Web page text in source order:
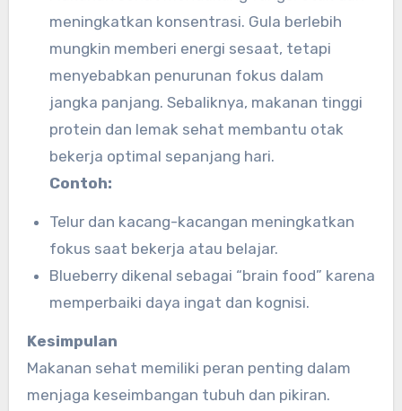
meningkatkan konsentrasi. Gula berlebih
mungkin memberi energi sesaat, tetapi
menyebabkan penurunan fokus dalam
jangka panjang. Sebaliknya, makanan tinggi
protein dan lemak sehat membantu otak
bekerja optimal sepanjang hari.
Contoh:
Telur dan kacang-kacangan meningkatkan
fokus saat bekerja atau belajar.
Blueberry dikenal sebagai “brain food” karena
memperbaiki daya ingat dan kognisi.
Kesimpulan
Makanan sehat memiliki peran penting dalam
menjaga keseimbangan tubuh dan pikiran.